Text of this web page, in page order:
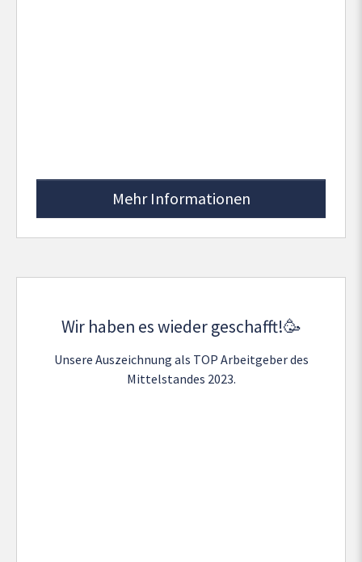
Mehr Informationen
Wir haben es wieder geschafft!🥳
Unsere Auszeichnung als TOP Arbeitgeber des
Mittelstandes 2023.